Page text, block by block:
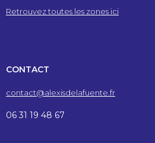
Retrouvez toutes les zones ici
CONTACT
contact@alexisdelafuente.fr
06 31 19 48 67